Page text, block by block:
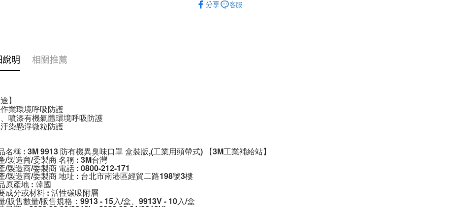
7-11取貨付款
分享 客服
說明 相關推薦
】
業環境呼吸防護
噴漆有機氣體環境呼吸防護
染懸浮微粒防護
名稱 : 3M 9913 防有機異臭味口罩 盒裝版,(工業用頭帶式) 【3M工業補給站】
/製造商/委製商 名稱 : 3M台灣
/製造商/委製商 電話 : 0800-212-171
/製造商/委製商 地址 : 台北市南港區經貿二路198號3樓
原產地 : 韓國
成分或材料 : 活性碳吸附層
/販售數量/販售規格：9913 - 15入/盒、9913V - 10入/盒